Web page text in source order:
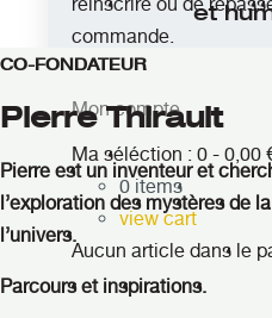
commande.
Mon compte
Ma séléction : 0 - 0,00
0 items
view cart
Aucun article dans le
et
CO-FONDATEUR
Pierre Thirault
Pierre est un inventeur et
l’exploration des mystères de
l’univers.
Parcours et inspirations.